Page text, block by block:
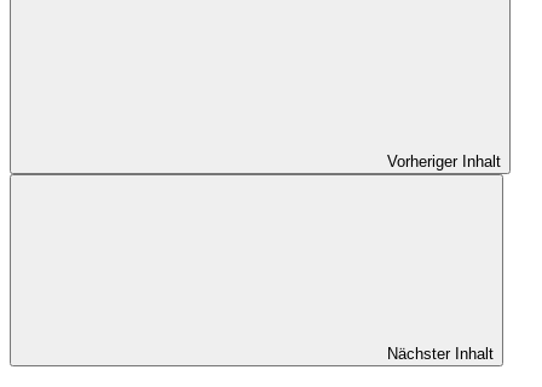
Vorheriger Inhalt
Nächster Inhalt